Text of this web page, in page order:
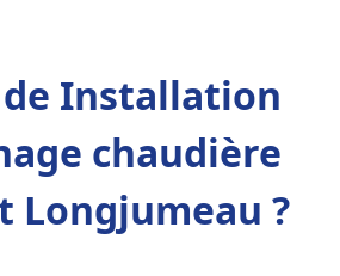
Installation
chaudière
Longjumeau ?